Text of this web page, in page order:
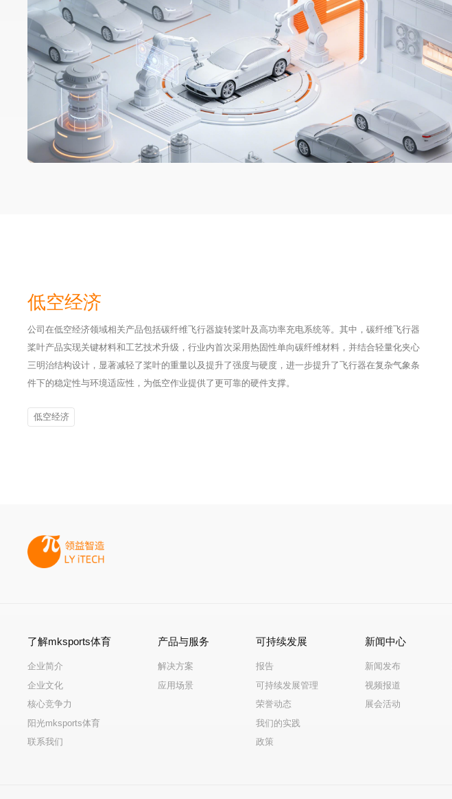
低空经济
公司在低空经济领域相关产品包括碳纤维飞行器旋转桨叶及高功率充电系统等。其中，碳纤维飞行器
桨叶产品实现关键材料和工艺技术升级，行业内首次采用热固性单向碳纤维材料，并结合轻量化夹心
三明治结构设计，显著减轻了桨叶的重量以及提升了强度与硬度，进一步提升了飞行器在复杂气象条
件下的稳定性与环境适应性，为低空作业提供了更可靠的硬件支撑。
低空经济
了解mksports体育
企业简介
企业文化
核心竞争力
阳光mksports体育
联系我们
产品与服务
解决方案
应用场景
可持续发展
报告
可持续发展管理
荣誉动态
我们的实践
政策
新闻中心
新闻发布
视频报道
展会活动